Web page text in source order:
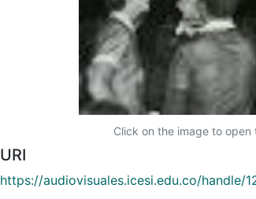
Click on the image to open
URI
https://audiovisuales.icesi.edu.co/handle/